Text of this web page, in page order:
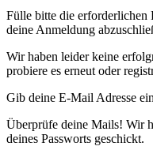
Fülle bitte die erforderlichen
deine Anmeldung
Wir haben leider keine
probiere es erneut oder
Gib deine E-Mail Adresse
Überprüfe deine Mails! Wir
deines Passworts geschickt.